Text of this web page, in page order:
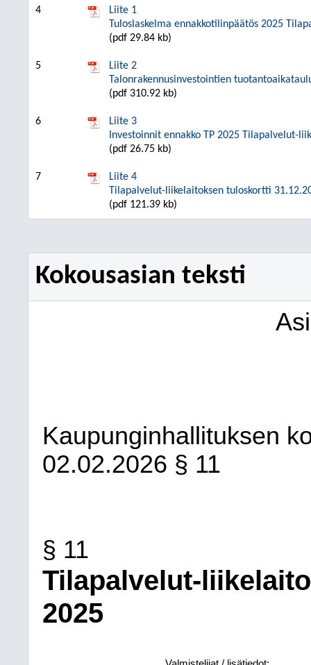
4
Liite 1
Tuloslaskelma ennakkotilinpäätös 2025
(pdf 29.84 kb)
5
Liite 2
Talonrakennusinvestointien
(pdf 310.92 kb)
6
Liite 3
Investoinnit ennakko TP 2025 Tilapalvelut-
(pdf 26.75 kb)
7
Liite 4
Tilapalvelut-liikelaitoksen tuloskortti
(pdf 121.39 kb)
Kokousasian teksti
Kaupunginhallituksen
02.02.2026 § 11
§ 11
Tilapalvelut-
2025